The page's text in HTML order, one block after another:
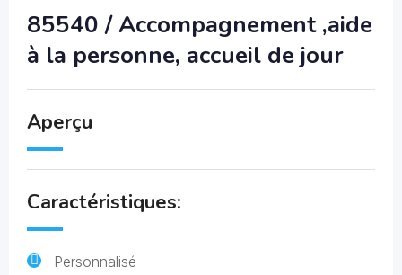
85540 / Accompagnement ,aide
à la personne, accueil de jour
Aperçu
Caractéristiques:
Personnalisé